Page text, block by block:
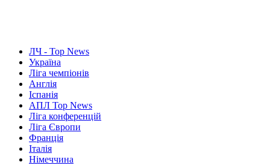
ЛЧ - Top News
Україна
Ліга чемпіонів
Англія
Іспанія
АПЛ Top News
Ліга конференцій
Ліга Європи
Франція
Італія
Німеччина